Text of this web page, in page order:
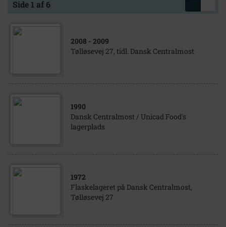
Side 1 af 6
2008 - 2009
Tølløsevej 27, tidl. Dansk Centralmost
1990
Dansk Centralmost / Unicad Food's
lagerplads
1972
Flaskelageret på Dansk Centralmost,
Tølløsevej 27